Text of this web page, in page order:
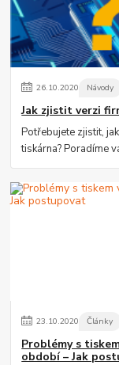
26.10.2020 Návody
Jak zjistit verzi
Potřebujete zjistit,
tiskárna? Poradíme
23.10.2020 Články
Problémy s
období – Jak